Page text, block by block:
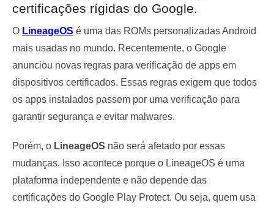
certificações rígidas do Google.
O LineageOS é uma das ROMs personalizadas Android
mais usadas no mundo. Recentemente, o Google
anunciou novas regras para verificação de apps em
dispositivos certificados. Essas regras exigem que todos
os apps instalados passem por uma verificação para
garantir segurança e evitar malwares.
Porém, o LineageOS não será afetado por essas
mudanças. Isso acontece porque o LineageOS é uma
plataforma independente e não depende das
certificações do Google Play Protect. Ou seja, quem usa